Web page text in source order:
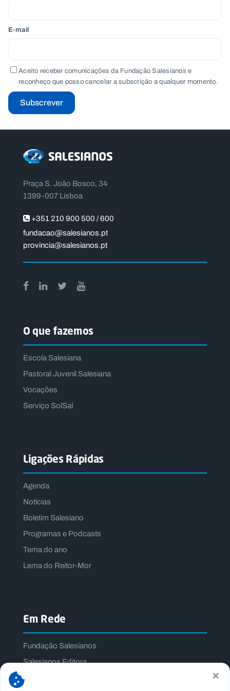
E-mail
Aceito receber comunicações da Fundação Salesianos e
reconheço que posso cancelar a subscrição a qualquer momento.
Subscrever
Praça S. João Bosco, 34
1399-007 Lisboa
+351 210 900 500 / 600
fundacao@salesianos.pt
provincia@salesianos.pt
O que fazemos
Escola Salesiana
Pastoral Juvenil Salesiana
Vocações
Serviço SolSal
Ligações Rápidas
Agenda
Notícias
Boletim Salesiano
Programas e Podcasts
Tema do ano
Lema do Reitor-Mor
Em Rede
Fundação Salesianos
Salesianos Editora
Família Salesiana
×